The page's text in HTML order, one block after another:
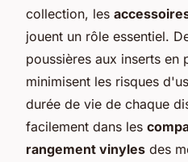
collection, les
jouent un rôle essentiel.
poussières aux inserts en
minimisent les risques
durée de vie de chaque
facilement dans les
rangement vinyles des